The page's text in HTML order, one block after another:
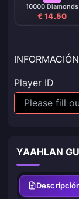
10000 Diamonds
€ 14.50
Player ID
YAAHLAN